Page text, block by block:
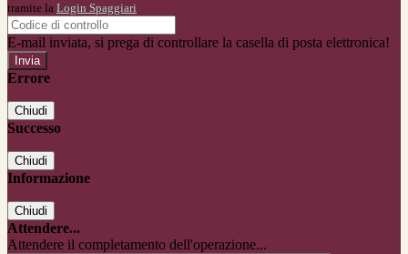
tramite la Login Spaggiari
E-mail inviata, si prega di controllare la casella di posta elettronica!
Errore
Chiudi
Successo
Chiudi
Informazione
Chiudi
Attendere...
Attendere il completamento dell'operazione...